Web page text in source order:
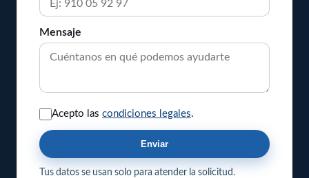
Mensaje
Acepto las condiciones legales.
Enviar
Tus datos se usan solo para atender la solicitud.